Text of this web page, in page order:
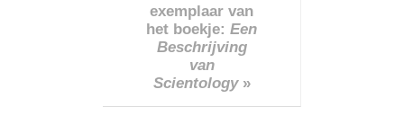
exemplaar van
het boekje: Een
Beschrijving
van
Scientology»